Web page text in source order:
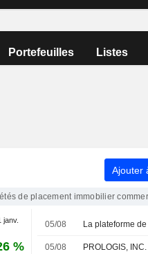
Portefeuilles Listes
Ajouter
de placement immobilier
janv.
%
05/08
05/08